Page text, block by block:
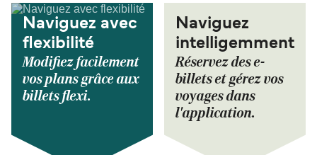
Naviguez avec
flexibilité
Modifiez facilement
vos plans grâce aux
billets flexi.
Naviguez
intelligemment
Réservez des e-
billets et gérez vos
voyages dans
l'application.